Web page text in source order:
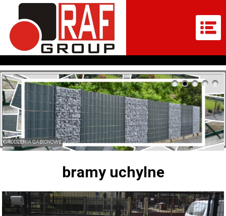
OGRODZENIA GABIONOWE
bramy uchylne